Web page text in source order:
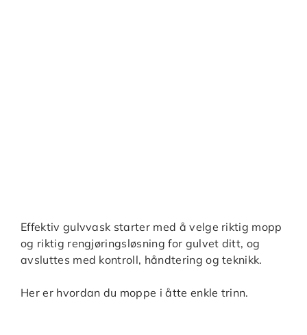
Effektiv gulvvask starter med å velge riktig mopp
og riktig rengjøringsløsning for gulvet ditt, og
avsluttes med kontroll, håndtering og teknikk.
Her er hvordan du moppe i åtte enkle trinn.